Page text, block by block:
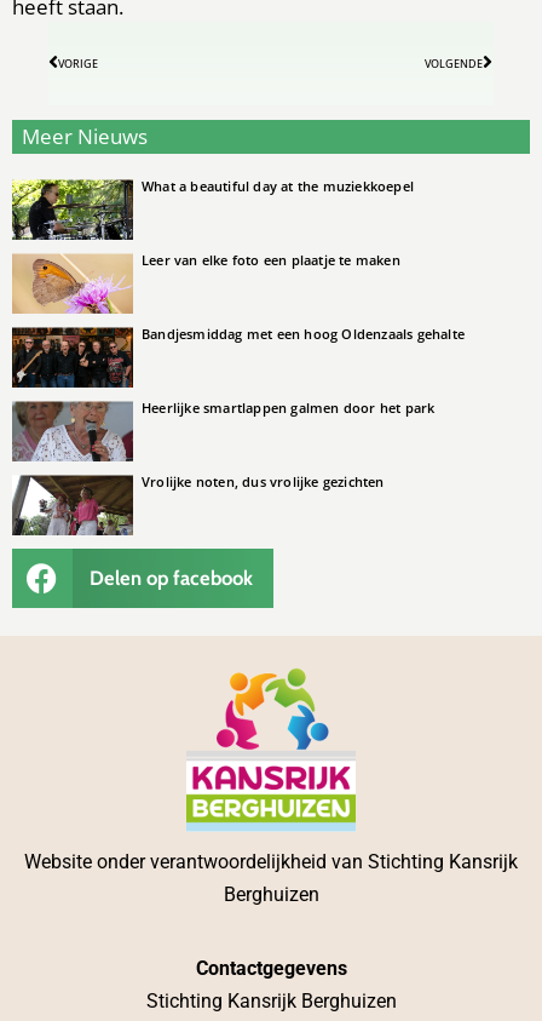
heeft staan.
VORIGE VOLGENDE
Meer Nieuws
What a beautiful day at the muziekkoepel
Leer van elke foto een plaatje te maken
Bandjesmiddag met een hoog Oldenzaals gehalte
Heerlijke smartlappen galmen door het park
Vrolijke noten, dus vrolijke gezichten
Delen op facebook
Website onder verantwoordelijkheid van Stichting Kansrijk
Berghuizen
Contactgegevens
Stichting Kansrijk Berghuizen